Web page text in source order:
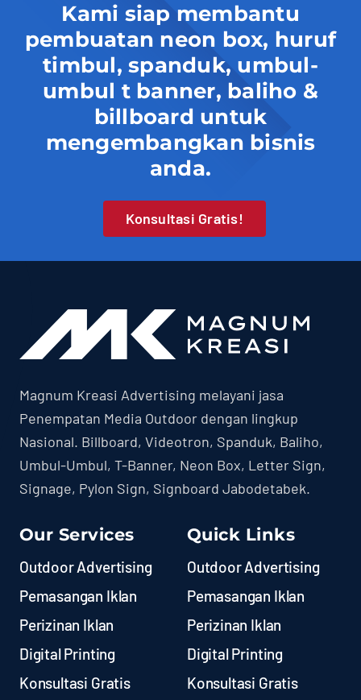
Kami siap membantu
pembuatan neon box, huruf
timbul, spanduk, umbul-
umbul t banner, baliho &
billboard untuk
mengembangkan bisnis
anda.
Konsultasi Gratis!
Magnum Kreasi Advertising melayani jasa
Penempatan Media Outdoor dengan lingkup
Nasional. Billboard, Videotron, Spanduk, Baliho,
Umbul-Umbul, T-Banner, Neon Box, Letter Sign,
Signage, Pylon Sign, Signboard Jabodetabek.
Our Services
Outdoor Advertising
Pemasangan Iklan
Perizinan Iklan
Digital Printing
Konsultasi Gratis
Quick Links
Outdoor Advertising
Pemasangan Iklan
Perizinan Iklan
Digital Printing
Konsultasi Gratis